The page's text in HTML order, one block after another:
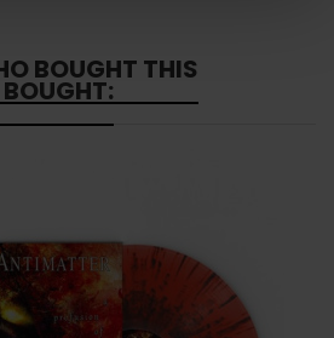
BOUGHT THIS